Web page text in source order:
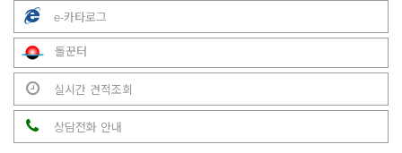
e-카타로그
돌꾼터
실시간 견적조회
상담전화 안내